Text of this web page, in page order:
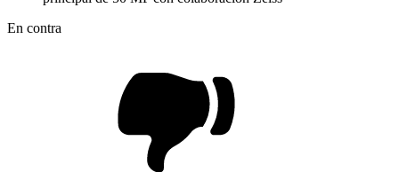
En contra